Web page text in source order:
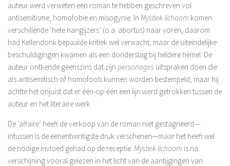
auteur werd verweten een roman te hebben geschreven vol
antisemitisme, homofobie en misogynie. In Mystiek lichaam komen
verschillende ‘hete hangijzers’ (o.a. abortus) naar voren, daarom
had Kellendonk bepaalde kritiek wel verwacht, maar de uiteindelijke
beschuldigingen kwamen als een donderslag bij heldere hemel. De
auteur ontkende geenszins dat zijn personages uitspraken doen die
als antisemitisch of homofoob kunnen worden bestempeld, maar hij
achtte het onjuist dat er één-op-één een lijn werd getrokken tussen de
auteur en het literaire werk.
De ‘affaire’ heeft de verkoop van de roman niet gestagneerd—
intussen is de eenentwintigste druk verschenen—maar het heeft wel
de nodige invloed gehad op de receptie. Mystiek lichaam is na
verschijning vooral gelezen in het licht van de aantijgingen van